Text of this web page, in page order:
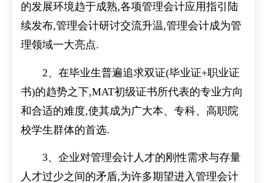
的发展环境趋于成熟,各项管理会计应用指引陆
续发布,管理会计研讨交流升温,管理会计成为管
理领域一大亮点.
2、在毕业生普遍追求双证(毕业证+职业证
书)的趋势之下,MAT初级证书所代表的专业方向
和合适的难度,使其成为广大本、专科、高职院
校学生群体的首选.
3、企业对管理会计人才的刚性需求与存量
人才过少之间的矛盾,为许多期望进入管理会计